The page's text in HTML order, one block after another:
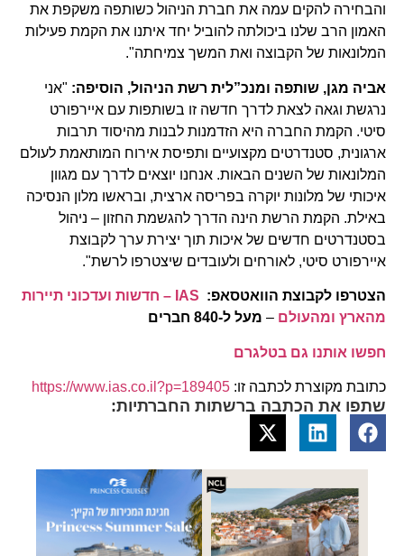
והבחירה להקים עמה את חברת הניהול כשותפה משקפת את
האמון הרב שלנו ביכולתה להוביל יחד איתנו את הקמת פעילות
המלונאות של הקבוצה ואת המשך צמיחתה".
אביה מגן, שותפה ומנכ”לית רשת הניהול, הוסיפה: "אני
נרגשת וגאה לצאת לדרך חדשה זו בשותפות עם איירפורט
סיטי. הקמת החברה היא הזדמנות לבנות מהיסוד תרבות
ארגונית, סטנדרטים מקצועיים ותפיסת אירוח המותאמת לעולם
המלונאות של השנים הבאות. אנחנו יוצאים לדרך עם מגוון
איכותי של מלונות יוקרה בפריסה ארצית, ובראשו מלון הנסיכה
באילת. הקמת הרשת הינה הדרך להגשמת החזון – ניהול
בסטנדרטים חדשים של איכות תוך יצירת ערך לקבוצת
איירפורט סיטי, לאורחים ולעובדים שיצטרפו לרשת".
הצטרפו לקבוצת הוואטסאפ:
IAS – חדשות ועדכוני תיירות
מהארץ ומהעולם – מעל ל-840 חברים
חפשו אותנו גם בטלגרם
כתובת מקוצרת לכתבה זו: https://www.ias.co.il?p=189405
שתפו את הכתבה ברשתות החברתיות: